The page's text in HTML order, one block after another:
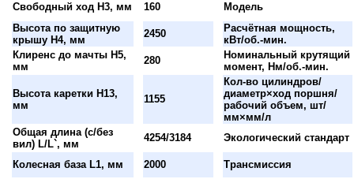
Свободный ход H3, мм 160
Модель
Высота по защитную
крышу H4, мм
2450
Расчётная мощность,
кВт/об.-мин.
Клиренс до мачты H5,
мм
280
Номинальный крутящий
момент, Нм/об.-мин.
Высота каретки H13,
мм
1155
Кол-во цилиндров/
диаметр×ход поршня/
рабочий объем, шт/
мм×мм/л
Общая длина (с/без
вил) L/L`, мм
4254/3184 Экологический стандарт
Колесная база L1, мм 2000
Трансмиссия